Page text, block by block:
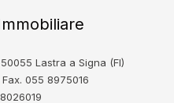
Lastra a Signa (FI)
055 8975016